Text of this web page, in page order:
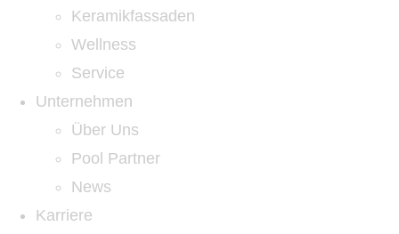
Keramikfassaden
Wellness
Service
Unternehmen
Über Uns
Pool Partner
News
Karriere